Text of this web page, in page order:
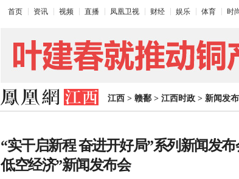
首页 资讯 视频 直播 凤凰卫视 财经 娱乐 体育 时
江西 > 赣鄱 > 江西时政 > 新闻发
“实干启新程 奋进开好局”系列新闻发
低空经济”新闻发布会